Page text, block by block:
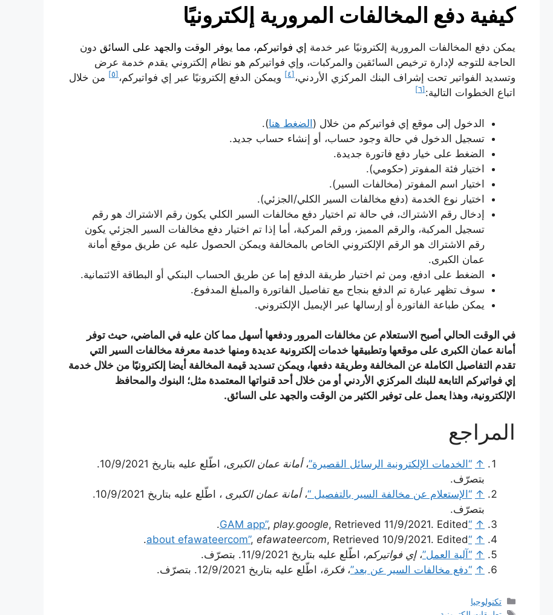
كيفية دفع المخالفات المرورية إلكترونيًا
يمكن دفع المخالفات المرورية إلكترونيًا عبر خدمة إي فواتيركم، مما يوفر الوقت والجهد على السائق دون
الحاجة للتوجه لإدارة ترخيص السائقين والمركبات، وإي فواتيركم هو نظام إلكتروني يقدم خدمة عرض
وتسديد الفواتير تحت إشراف البنك المركزي الأردني، [٤] ويمكن الدفع إلكترونيًا عبر إي فواتيركم، [٥]
من خلال
اتباع الخطوات التالية: [٦]
الدخول إلى موقع إي فواتيركم من خلال (الضغط هنا).
تسجيل الدخول في حالة وجود حساب، أو إنشاء حساب جديد.
الضغط على خيار دفع فاتورة جديدة.
اختيار فئة المفوتر (حكومي).
اختيار اسم المفوتر (مخالفات السير).
اختيار نوع الخدمة (دفع مخالفات السير الكلي/الجزئي).
إدخال رقم الاشتراك، في حالة تم اختيار دفع مخالفات السير الكلي يكون رقم الاشتراك هو رقم
تسجيل المركبة، والرقم المميز، ورقم المركبة، أما إذا تم اختيار دفع مخالفات السير الجزئي يكون
رقم الاشتراك هو الرقم الإلكتروني الخاص بالمخالفة ويمكن الحصول عليه عن طريق موقع أمانة
عمان الكبرى.
الضغط على ادفع، ومن ثم اختيار طريقة الدفع إما عن طريق الحساب البنكي أو البطاقة الائتمانية.
سوف تظهر عبارة تم الدفع بنجاح مع تفاصيل الفاتورة والمبلغ المدفوع.
يمكن طباعة الفاتورة أو إرسالها عبر الإيميل الإلكتروني.
في الوقت الحالي أصبح الاستعلام عن مخالفات المرور ودفعها أسهل مما كان عليه في الماضي، حيث توفر
أمانة عمان الكبرى على موقعها وتطبيقها خدمات إلكترونية عديدة ومنها خدمة معرفة مخالفات السير التي
تقدم التفاصيل الكاملة عن المخالفة وطريقة دفعها، ويمكن تسديد قيمة المخالفة أيضا إلكترونيًا من خلال خدمة
إي فواتيركم التابعة للبنك المركزي الأردني أو من خلال أحد قنواتها المعتمدة مثل؛ البنوك والمحافظ
الإلكترونية، وهذا يعمل على توفير الكثير من الوقت والجهد على السائق.
المراجع
↑ “الخدمات الإلكترونية الرسائل القصيرة”،أمانة عمان الكبرى
، اطّلع عليه بتاريخ 10/9/2021.
بتصرّف.
↑ “الإستعلام عن مخالفة السير بالتفصيل “،أمانة عمان الكبرى
، اطّلع عليه بتاريخ 10/9/2021.
بتصرّف.
↑
“GAM app”
, play.google, Retrieved 11/9/2021. Edited.
↑
“about efawateercom”
, efawateercom, Retrieved 10/9/2021. Edited.
↑ “آلية العمل”،إي فواتيركم، اطّلع عليه بتاريخ 11/9/2021. بتصرّف.
↑ “دفع مخالفات السير عن بعد”،فكرة، اطّلع عليه بتاريخ 12/9/2021. بتصرّف.
التصنيفات
تكنولوجيا